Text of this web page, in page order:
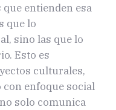
entienden esa
que lo
sino las que lo
Esto es
culturales,
enfoque social
solo comunica